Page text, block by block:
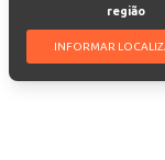
região
INFORMAR